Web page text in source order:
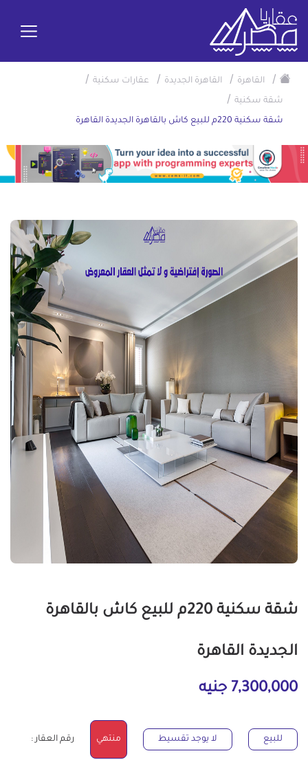
/ القاهرة / القاهرة الجديدة / عقارات سكنية /
شقة سكنية /
شقة سكنية 220م للبيع كاش بالقاهرة الجديدة القاهرة
شقة سكنية 220م للبيع كاش بالقاهرة
الجديدة القاهرة
7,300,000 جنيه
للبيع لا يوجد تقسيط منتهي رقم العقار :